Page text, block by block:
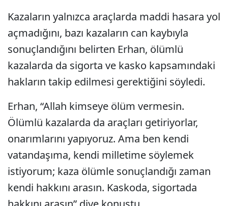
Kazaların yalnızca araçlarda maddi hasara yol
açmadığını, bazı kazaların can kaybıyla
sonuçlandığını belirten Erhan, ölümlü
kazalarda da sigorta ve kasko kapsamındaki
hakların takip edilmesi gerektiğini söyledi.
Erhan, “Allah kimseye ölüm vermesin.
Ölümlü kazalarda da araçları getiriyorlar,
onarımlarını yapıyoruz. Ama ben kendi
vatandaşıma, kendi milletime söylemek
istiyorum; kaza ölümle sonuçlandığı zaman
kendi hakkını arasın. Kaskoda, sigortada